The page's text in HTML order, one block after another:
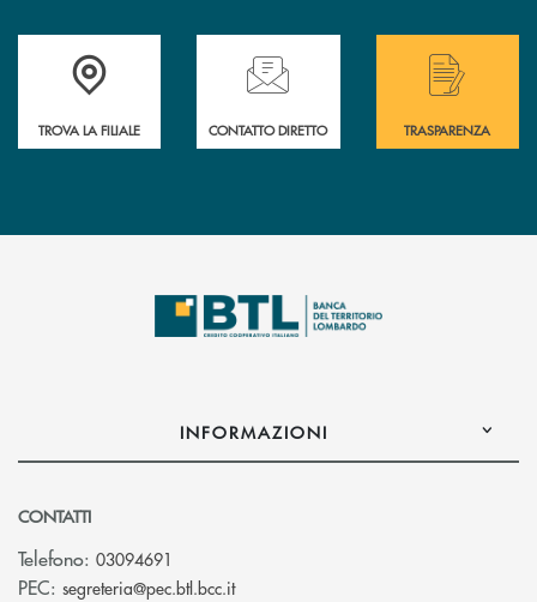
Accedi all' elenco completo delle filiali .
TROVA LA FILIALE
Hai bisogno di assistenza immediata?
CONTATTO DIRETTO
Hai bisogno di
TRASPARENZA
INFORMAZIONI
CONTATTI
Telefono: 03094691
PEC: segreteria@pec.btl.bcc.it(si apre l’app di posta elettronica)